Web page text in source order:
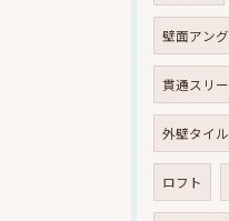
壁面アン
貫通スリ
外壁タイル
ロフト